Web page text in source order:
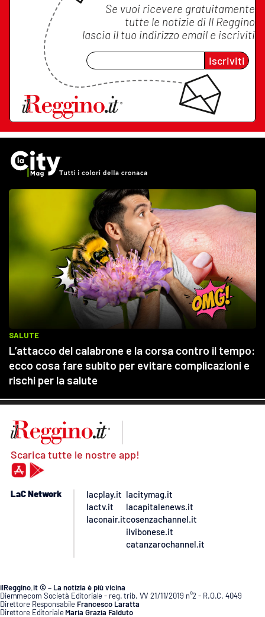
Se vuoi ricevere gratuitamente
tutte le notizie di Il Reggino
lascia il tuo indirizzo email e iscriviti
Iscriviti
Scarica tutte le nostre app!
LaC Network
lacplay.it
lactv.it
laconair.it
lacitymag.it
lacapitalenews.it
cosenzachannel.it
ilvibonese.it
catanzarochannel.it
ilReggino.it © – La notizia è più vicina
Diemmecom Società Editoriale - reg. trib. VV 21/11/2019 n°2 - R.O.C. 4049
Direttore Responsabile Francesco Laratta
Direttore Editoriale Maria Grazia Falduto